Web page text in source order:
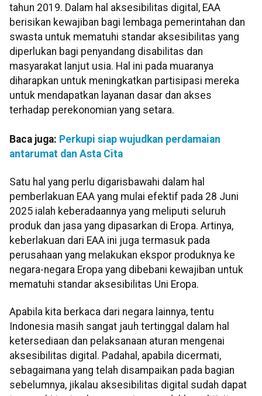
tahun 2019. Dalam hal aksesibilitas digital, EAA
berisikan kewajiban bagi lembaga pemerintahan dan
swasta untuk mematuhi standar aksesibilitas yang
diperlukan bagi penyandang disabilitas dan
masyarakat lanjut usia. Hal ini pada muaranya
diharapkan untuk meningkatkan partisipasi mereka
untuk mendapatkan layanan dasar dan akses
terhadap perekonomian yang setara.
Baca juga: Perkupi siap wujudkan perdamaian
antarumat dan Asta Cita
Satu hal yang perlu digarisbawahi dalam hal
pemberlakuan EAA yang mulai efektif pada 28 Juni
2025 ialah keberadaannya yang meliputi seluruh
produk dan jasa yang dipasarkan di Eropa. Artinya,
keberlakuan dari EAA ini juga termasuk pada
perusahaan yang melakukan ekspor produknya ke
negara-negara Eropa yang dibebani kewajiban untuk
mematuhi standar aksesibilitas Uni Eropa.
Apabila kita berkaca dari negara lainnya, tentu
Indonesia masih sangat jauh tertinggal dalam hal
ketersediaan dan pelaksanaan aturan mengenai
aksesibilitas digital. Padahal, apabila dicermati,
sebagaimana yang telah disampaikan pada bagian
sebelumnya, jikalau aksesibilitas digital sudah dapat